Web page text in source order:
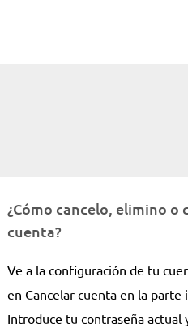
¿Cómo cancelo, elimino o
cuenta?
Ve a la configuración de tu
en Cancelar cuenta en la parte
Introduce tu contraseña actual